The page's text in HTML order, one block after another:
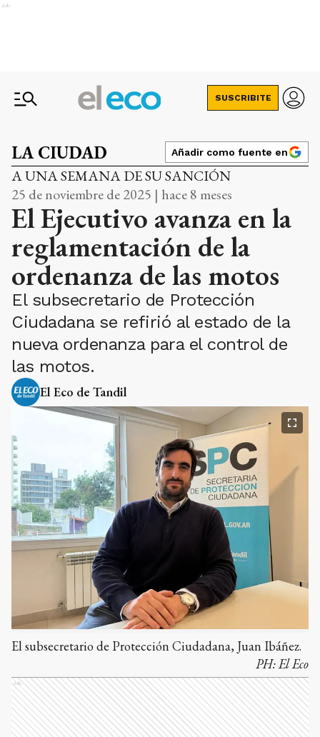
Ads
SUSCRIBITE
LA CIUDAD Añadir como fuente en
A UNA SEMANA DE SU SANCIÓN
25 de noviembre de 2025 | hace 8 meses
El Ejecutivo avanza en la
reglamentación de la
ordenanza de las motos
El subsecretario de Protección
Ciudadana se refirió al estado de la
nueva ordenanza para el control de
las motos.
El Eco de Tandil
El subsecretario de Protección Ciudadana, Juan Ibáñez.
PH:El Eco
Ads